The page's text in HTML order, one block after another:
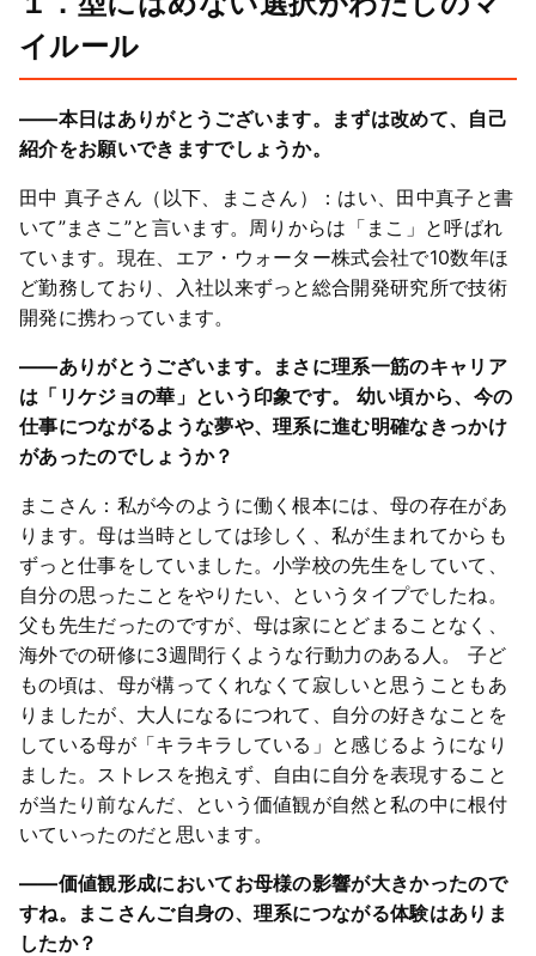
イルール
――本日はありがとうございます。まずは改めて、自己
紹介をお願いできますでしょうか。
田中 真子さん（以下、まこさん）：はい、田中真子と書
いて”まさこ”と言います。周りからは「まこ」と呼ばれ
ています。現在、エア・ウォーター株式会社で10数年ほ
ど勤務しており、入社以来ずっと総合開発研究所で技術
開発に携わっています。
――ありがとうございます。まさに理系一筋のキャリア
は「リケジョの華」という印象です。 幼い頃から、今の
仕事につながるような夢や、理系に進む明確なきっかけ
があったのでしょうか？
まこさん：私が今のように働く根本には、母の存在があ
ります。母は当時としては珍しく、私が生まれてからも
ずっと仕事をしていました。小学校の先生をしていて、
自分の思ったことをやりたい、というタイプでしたね。
父も先生だったのですが、母は家にとどまることなく、
海外での研修に3週間行くような行動力のある人。 子ど
もの頃は、母が構ってくれなくて寂しいと思うこともあ
りましたが、大人になるにつれて、自分の好きなことを
している母が「キラキラしている」と感じるようになり
ました。ストレスを抱えず、自由に自分を表現すること
が当たり前なんだ、という価値観が自然と私の中に根付
いていったのだと思います。
――価値観形成においてお母様の影響が大きかったので
すね。まこさんご自身の、理系につながる体験はありま
したか？